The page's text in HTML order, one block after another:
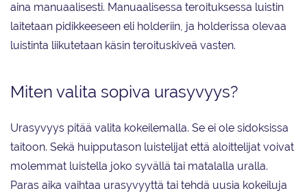
aina manuaalisesti. Manuaalisessa teroituksessa luistin
laitetaan pidikkeeseen eli holderiin, ja holderissa olevaa
luistinta liikutetaan käsin teroituskiveä vasten.
Miten valita sopiva urasyvyys?
Urasyvyys pitää valita kokeilemalla. Se ei ole sidoksissa
taitoon. Sekä huipputason luistelijat että aloittelijat voivat
molemmat luistella joko syvällä tai matalalla uralla.
Paras aika vaihtaa urasyvyyttä tai tehdä uusia kokeiluja